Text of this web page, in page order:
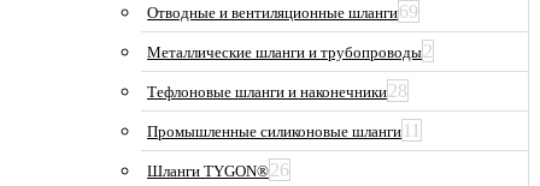
Отводные и вентиляционные шланги69
Металлические шланги и трубопроводы2
Тефлоновые шланги и наконечники28
Промышленные силиконовые шланги 11
Шланги TYGON®26